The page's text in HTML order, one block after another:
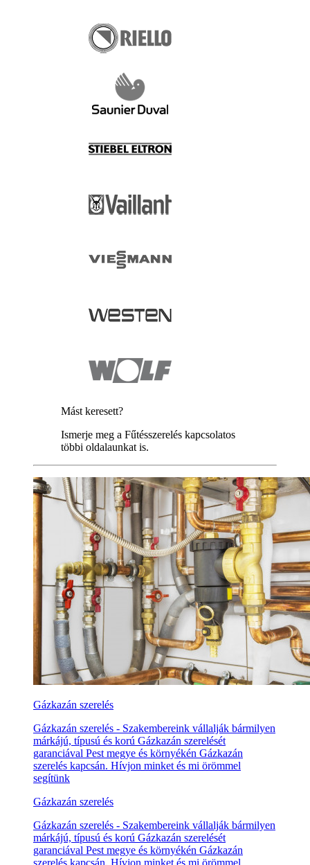
Mást keresett?
Ismerje meg a Fűtésszerelés kapcsolatos
többi oldalaunkat is.
Gázkazán szerelés
Gázkazán szerelés - Szakembereink vállalják bármilyen
márkájú, típusú és korú Gázkazán szerelését
garanciával Pest megye és környékén Gázkazán
szerelés kapcsán. Hívjon minket és mi örömmel
segítünk
Gázkazán szerelés
Gázkazán szerelés - Szakembereink vállalják bármilyen
márkájú, típusú és korú Gázkazán szerelését
garanciával Pest megye és környékén Gázkazán